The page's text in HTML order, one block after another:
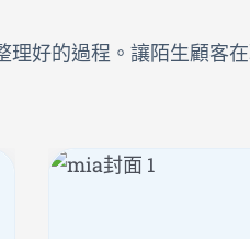
好的過程。讓陌生顧客